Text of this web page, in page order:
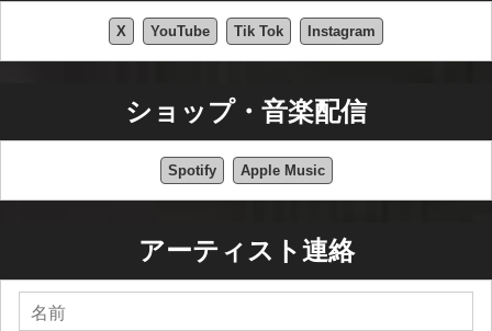
X YouTube Tik Tok Instagram
ショップ・音楽配信
Spotify Apple Music
アーティスト連絡